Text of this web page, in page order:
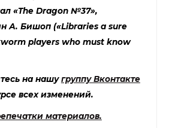
«The Dragon №37»,
А. Бишоп («Libraries a sure
players who must know
на нашугруппу Вконтакте
всех изменений.
материалов.